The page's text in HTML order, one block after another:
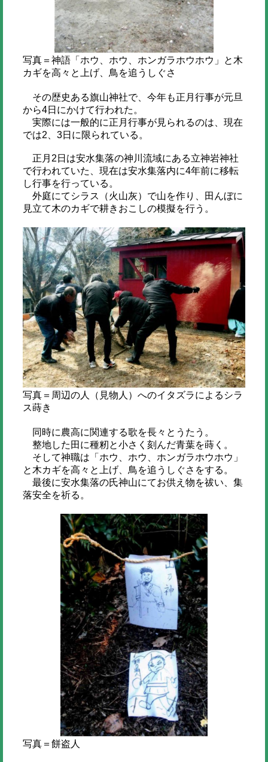
写真＝神語「ホウ、ホウ、ホンガラホウホウ」と木
カギを高々と上げ、鳥を追うしぐさ
その歴史ある旗山神社で、今年も正月行事が元旦
から4日にかけて行われた。
実際には一般的に正月行事が見られるのは、現在
では2、3日に限られている。
正月2日は安水集落の神川流域にある立神岩神社
で行われていた、現在は安水集落内に4年前に移転
し行事を行っている。
外庭にてシラス（火山灰）で山を作り、田んぼに
見立て木のカギで耕きおこしの模擬を行う。
写真＝周辺の人（見物人）へのイタズラによるシラ
ス蒔き
同時に農高に関連する歌を長々とうたう。
整地した田に種籾と小さく刻んだ青葉を蒔く。
そして神職は「ホウ、ホウ、ホンガラホウホウ」
と木カギを高々と上げ、鳥を追うしぐさをする。
最後に安水集落の氏神山にてお供え物を祓い、集
落安全を祈る。
写真＝餅盗人